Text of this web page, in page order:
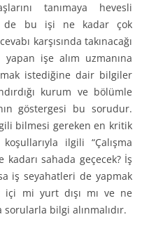
tanımaya hevesli
de bu işi ne kadar çok
karşısında takınacağı
işe alım uzmanına
istediğine dair bilgiler
kurum ve bölümle
göstergesi bu sorudur.
bilmesi gereken en kritik
ilgili “Çalışma
sahada geçecek? İş
iş seyahatleri de yapmak
mi yurt dışı mı ve ne
sorularla bilgi alınmalıdır.